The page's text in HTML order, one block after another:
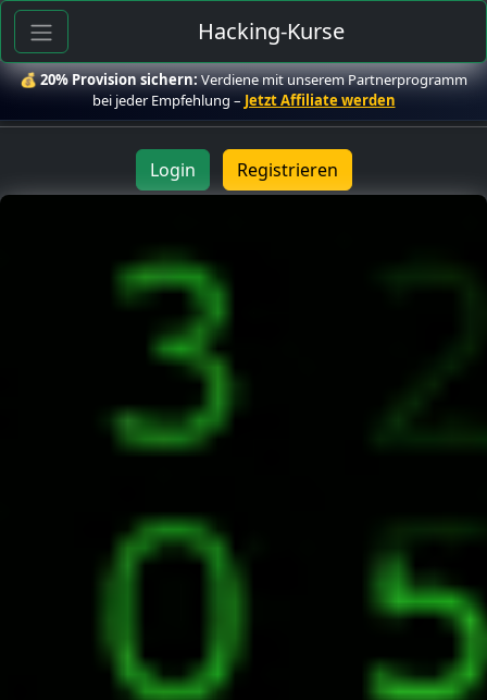
Hacking-Kurse
💰20% Provision sichern:Verdiene mit unserem Partnerprogramm
bei jeder Empfehlung – Jetzt Affiliate werden
Login Registrieren